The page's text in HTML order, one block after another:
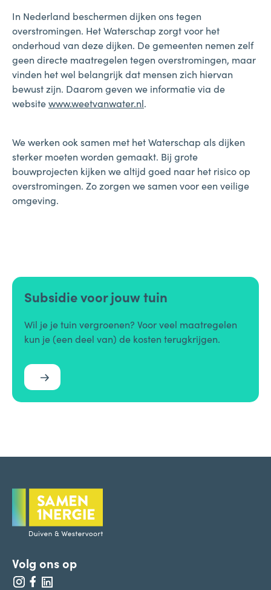
In Nederland beschermen dijken ons tegen
overstromingen. Het Waterschap zorgt voor het
onderhoud van deze dijken. De gemeenten nemen zelf
geen directe maatregelen tegen overstromingen, maar
vinden het wel belangrijk dat mensen zich hiervan
bewust zijn. Daarom geven we informatie via de
websitewww.weetvanwater.nl.
We werken ook samen met het Waterschap als dijken
sterker moeten worden gemaakt. Bij grote
bouwprojecten kijken we altijd goed naar het risico op
overstromingen. Zo zorgen we samen voor een veilige
omgeving.
Subsidie voor jouw tuin
Wil je je tuin vergroenen? Voor veel maatregelen
kun je (een deel van) de kosten terugkrijgen.
Volg ons op